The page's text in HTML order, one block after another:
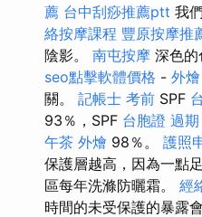
薦 台中刮痧推薦ptt 我
絡按摩課程 豐原按摩推
陰影。 南屯按摩 深色
seo點擊軟體價格 - 外
關。 記帳士 考前 SPF
93％，SPF 台胞證 過期
午茶 外燴 98％。 護照
保護層越高，因為一點
區每年洗滌防曬霜。 經
時間的未受保護的暴露